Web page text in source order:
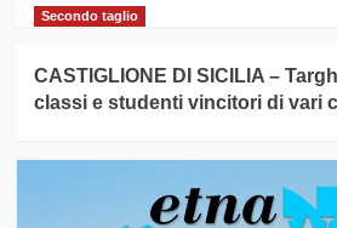
Secondo taglio
CASTIGLIONE DI SICILIA –
classi e studenti vincitori di vari